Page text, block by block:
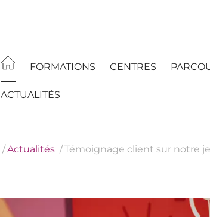
FORMATIONS CENTRES
ACTUALITÉS
Actualités Témoignage client sur notre